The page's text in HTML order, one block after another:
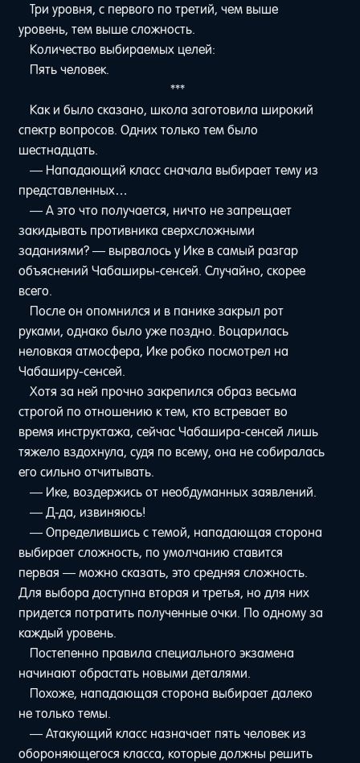
Три уровня, с первого по третий, чем выше
уровень, тем выше сложность.
Количество выбираемых целей:
Пять человек.
***
Как и было сказано, школа заготовила широкий
спектр вопросов. Одних только тем было
шестнадцать.
— Нападающий класс сначала выбирает тему из
представленных…
— А это что получается, ничто не запрещает
закидывать противника сверхсложными
заданиями? — вырвалось у Ике в самый разгар
объяснений Чабаширы-сенсей. Случайно, скорее
всего.
После он опомнился и в панике закрыл рот
руками, однако было уже поздно. Воцарилась
неловкая атмосфера, Ике робко посмотрел на
Чабаширу-сенсей.
Хотя за ней прочно закрепился образ весьма
строгой по отношению к тем, кто встревает во
время инструктажа, сейчас Чабашира-сенсей лишь
тяжело вздохнула, судя по всему, она не собиралась
его сильно отчитывать.
— Ике, воздержись от необдуманных заявлений.
— Д-да, извиняюсь!
— Определившись с темой, нападающая сторона
выбирает сложность, по умолчанию ставится
первая — можно сказать, это средняя сложность.
Для выбора доступна вторая и третья, но для них
придется потратить полученные очки. По одному за
каждый уровень.
Постепенно правила специального экзамена
начинают обрастать новыми деталями.
Похоже, нападающая сторона выбирает далеко
не только темы.
— Атакующий класс назначает пять человек из
обороняющегося класса, которые должны решить